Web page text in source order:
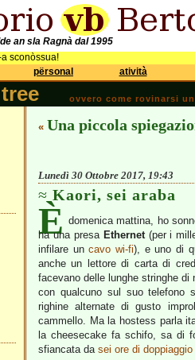
an sla Ragnà dal 1995
sconòssua!
përsonal atività
ovvero come rovinarsi
« Una piccola
Lunedì 30 Ottobre 2017, 19:43
Kaori, sei araba
È domenica mattina, ho
ha una presa Ethernet(per i
infilare uncavo wi-fi), e uno di
anche un lettore di carta di
facevano delle lunghe stringhe di
con qualcuno sul suo telefono
righine alternate di gusto
cammello. Ma la hostess parla
la cheesecake fa schifo, sa di
sfiancata da sei ore di